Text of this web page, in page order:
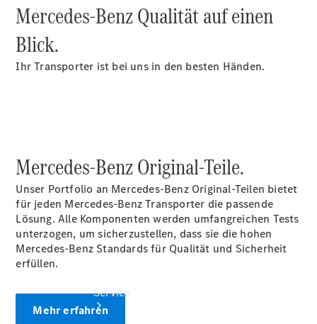
Probefahrt
Junge
Gebrauchtwagensuche
Service
Mercedes-Benz Qualität auf einen
Blick.
Ihr Transporter ist bei uns in den besten Händen.
Mercedes-Benz Original-Teile.
Unser Portfolio an Mercedes-Benz Original-Teilen bietet
für jeden Mercedes-Benz Transporter die passende
Lösung. Alle Komponenten werden umfangreichen Tests
unterzogen, um sicherzustellen, dass sie die hohen
Mercedes-Benz Standards für Qualität und Sicherheit
erfüllen.
Mehr erfahren